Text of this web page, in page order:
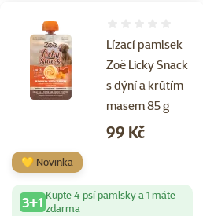
Lízací pamlsek
Zoë Licky Snack
s dýní a krůtím
masem 85 g
Cena
99 Kč
💛 Novinka
3+1 Kupte 4 psí pamlsky a 1 máte
zdarma